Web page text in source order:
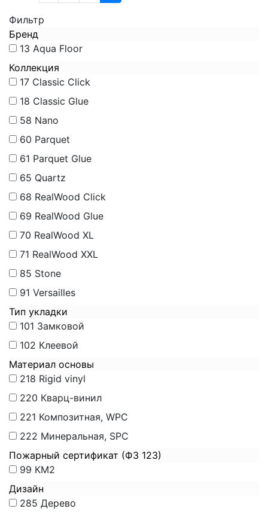
Фильтр
Бренд
13 Aqua Floor
Коллекция
17 Classic Click
18 Classic Glue
58 Nano
60 Parquet
61 Parquet Glue
65 Quartz
68 RealWood Click
69 RealWood Glue
70 RealWood XL
71 RealWood XXL
85 Stone
91 Versailles
Тип укладки
101 Замковой
102 Клеевой
Материал основы
218 Rigid vinyl
220 Кварц-винил
221 Композитная, WPC
222 Минеральная, SPC
Пожарный сертификат (ФЗ 123)
99 КМ2
Дизайн
285 Дерево